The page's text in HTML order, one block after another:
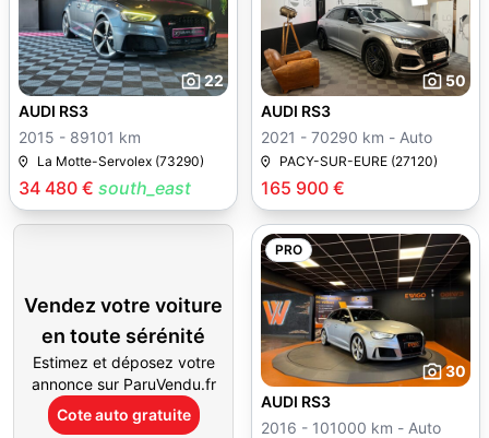
22
34 480 € south_east
AUDI RS3
2015 - 89101 km
La Motte-Servolex (73290)
50
165 900 €
AUDI RS3
2021 - 70290 km - Auto
PACY-SUR-EURE (27120)
Vendez votre voiture
en toute sérénité
Estimez et déposez votre
annonce sur ParuVendu.fr
Cote auto gratuite
PRO
30
AUDI RS3
2016 - 101000 km - Auto